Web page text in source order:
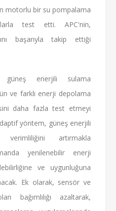
motorlu bir su pompalama
test etti. APC'nin,
başarıyla takip ettiği
enerjili sulama
ve farklı enerji depolama
daha fazla test etmeyi
yöntem, güneş enerjili
artırmakla
yenilenebilir enerji
ve uygunluğuna
Ek olarak, sensör ve
bağımlılığı azaltarak,